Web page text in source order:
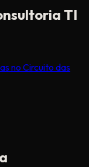
TI
no Circuito das